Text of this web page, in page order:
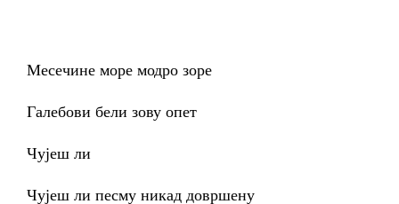
Месечине море модро зоре
Галебови бели зову опет
Чујеш ли
Чујеш ли песму никад довршену